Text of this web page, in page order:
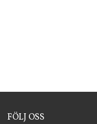
FÖLJ OSS